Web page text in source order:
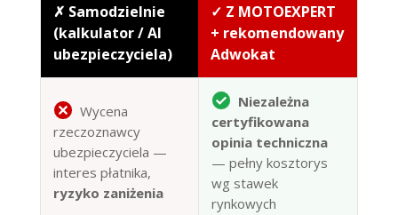
✗ Samodzielnie
(kalkulator / AI
ubezpieczyciela)
✓ Z MOTOEXPERT
+ rekomendowany
Adwokat
Wycena
rzeczoznawcy
ubezpieczyciela —
interes płatnika,
ryzyko zaniżenia
Niezależna
certyfikowana
opinia techniczna
— pełny kosztorys
wg stawek
rynkowych